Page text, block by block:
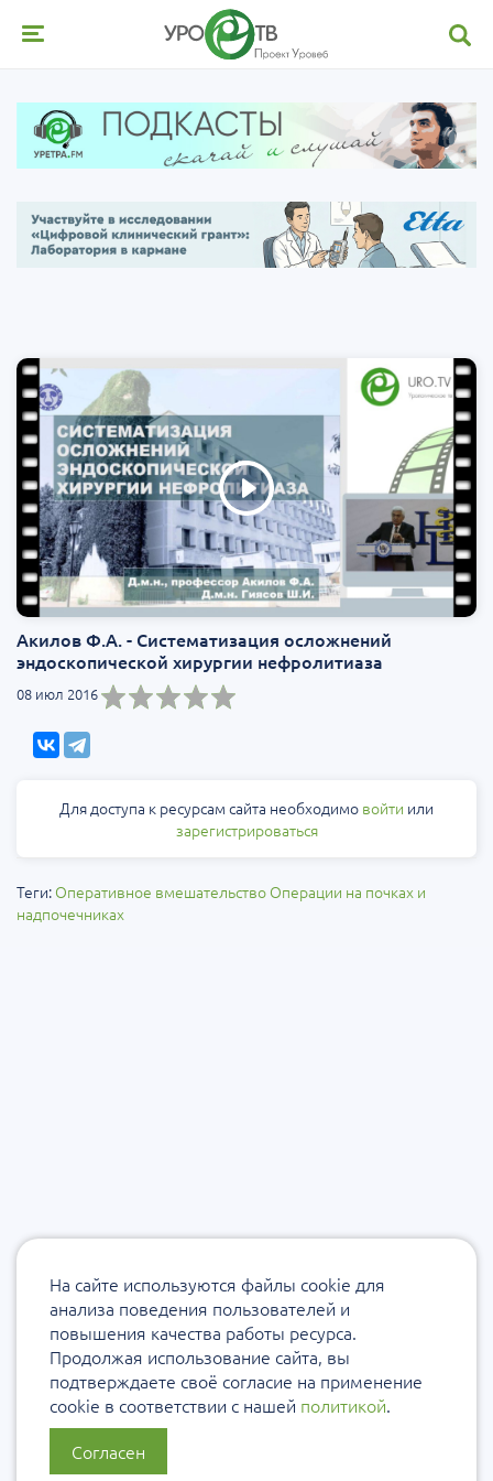
Акилов Ф.А. - Систематизация осложнений
эндоскопической хирургии нефролитиаза
08 июл 2016
Для доступа к ресурсам сайта необходимо войти или
зарегистрироваться
Теги: Оперативное вмешательство Операции на почках и
надпочечниках
На сайте используются файлы cookie для
анализа поведения пользователей и
повышения качества работы ресурса.
Продолжая использование сайта, вы
подтверждаете своё согласие на применение
cookie в соответствии с нашей политикой.
Согласен